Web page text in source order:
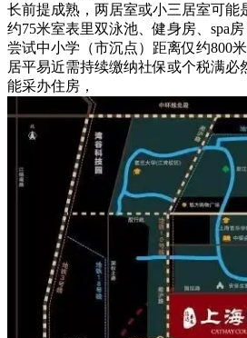
长前提成熟，两居室或小三居室可能
约75米室表里双泳池、健身房、spa
尝试中小学（市沉点）距离仅约800
居平易近需持续缴纳社保或个税满必
能采办住房，